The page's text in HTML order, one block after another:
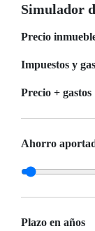
Simulador
Precio
Impuestos y
Precio + gastos
Ahorro
Plazo en años